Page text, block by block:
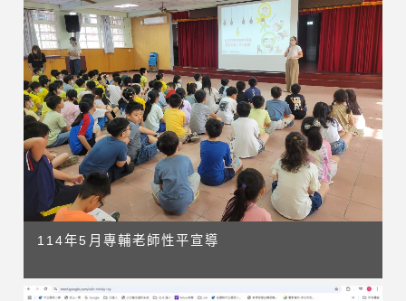
114年5月專輔老師性平宣導